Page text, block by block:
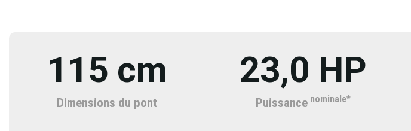
115 cm
Dimensions du pont
23,0 HP
Puissance nominale*